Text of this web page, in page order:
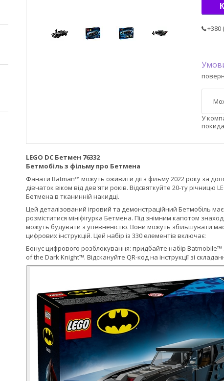
+380
У
LEGO DC Бетмен 76332
Бетмобіль з фільму про Бетмена
Фанати Batman™ можуть оживити дії з фільму 2022 року за
дівчаток віком від дев'яти років. Відсвяткуйте 20-ту
Бетмена в тканинній накидці.
Цей деталізований ігровий та демонстраційний Бетмобіль
розміститися мініфігурка Бетмена. Під знімним капотом
можуть будувати з упевненістю. Вони можуть збільшувати
цифрових інструкцій. Цей набір із 330 елементів включає:
Бонус цифрового розблокування: придбайте набір Batmobile™
of the Dark Knight™. Відскануйте QR-код на інструкції зі